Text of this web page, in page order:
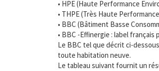
• HPE (Haute Performance
• THPE (Très Haute
• BBC (Bâtiment Basse
• BBC -Effinergie : label
Le BBC tel que décrit ci-
toute habitation neuve.
Le tableau suivant fournit un